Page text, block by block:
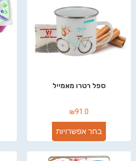
ספל רטרו מאמייל
₪91.0
בחר אפשרויות